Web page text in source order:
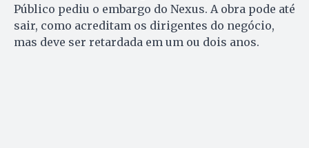
Público pediu o embargo do Nexus. A obra pode até
sair, como acreditam os dirigentes do negócio,
mas deve ser retardada em um ou dois anos.